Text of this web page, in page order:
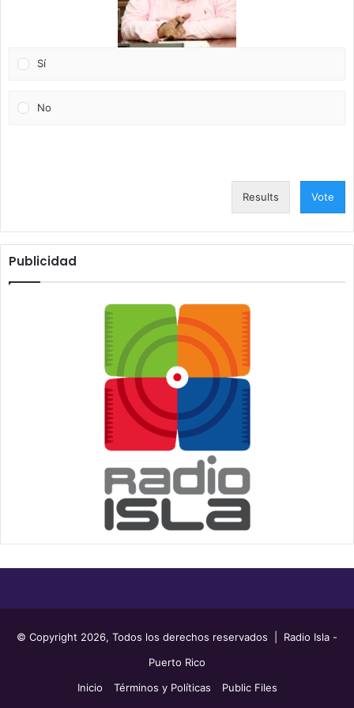
Sí
No
Results Vote
Publicidad
© Copyright 2026, Todos los derechos reservados | Radio Isla -
Puerto Rico
Inicio
Términos y Políticas Public Files